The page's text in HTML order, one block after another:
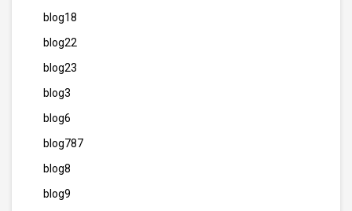
blog18
blog22
blog23
blog3
blog6
blog787
blog8
blog9